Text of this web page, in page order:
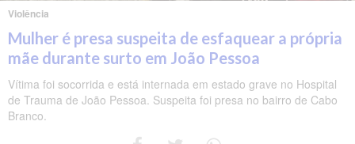
Violência
Mulher é presa suspeita de esfaquear a própria
mãe durante surto em João Pessoa
Vítima foi socorrida e está internada em estado grave no Hospital
de Trauma de João Pessoa. Suspeita foi presa no bairro de Cabo
Branco.